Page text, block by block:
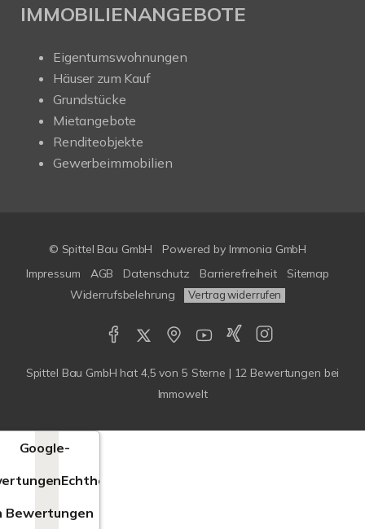
IMMOBILIENANGEBOTE
Eigentumswohnungen
Häuser zum Kauf
Grundstücke
Mietangebote
Renditeobjekte
Gewerbeimmobilien
© Spittel Bau GmbH Powered by Immonia GmbH
Impressum
AGB Datenschutz Barrierefreiheit
Sitemap
Widerrufsbelehrung
Vertrag widerrufen
Spittel Bau GmbH hat 4,5 von 5 Sterne | 12 Bewertungen bei
Immowelt
Google-
Echtheit
Bewertungen